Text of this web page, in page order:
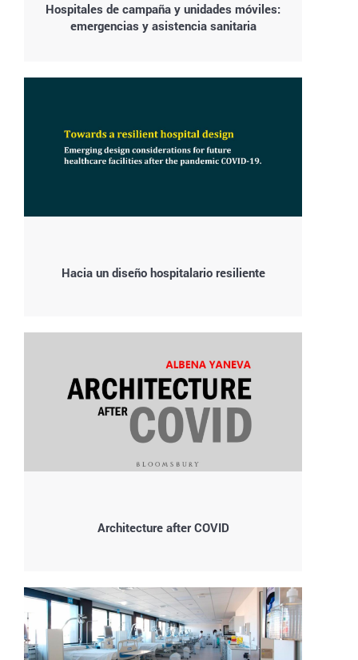
Hospitales de campaña y unidades móviles:
emergencias y asistencia sanitaria
Hacia un diseño hospitalario resiliente
Architecture after COVID